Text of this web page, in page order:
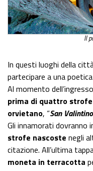
Il
In questi luoghi della
partecipare a una poetica
Al momento
prima di quattro
orvietano, “San Valintino
Gli innamorati dovranno
strofe nascoste negli
citazione. All’ultima
moneta in terracotta